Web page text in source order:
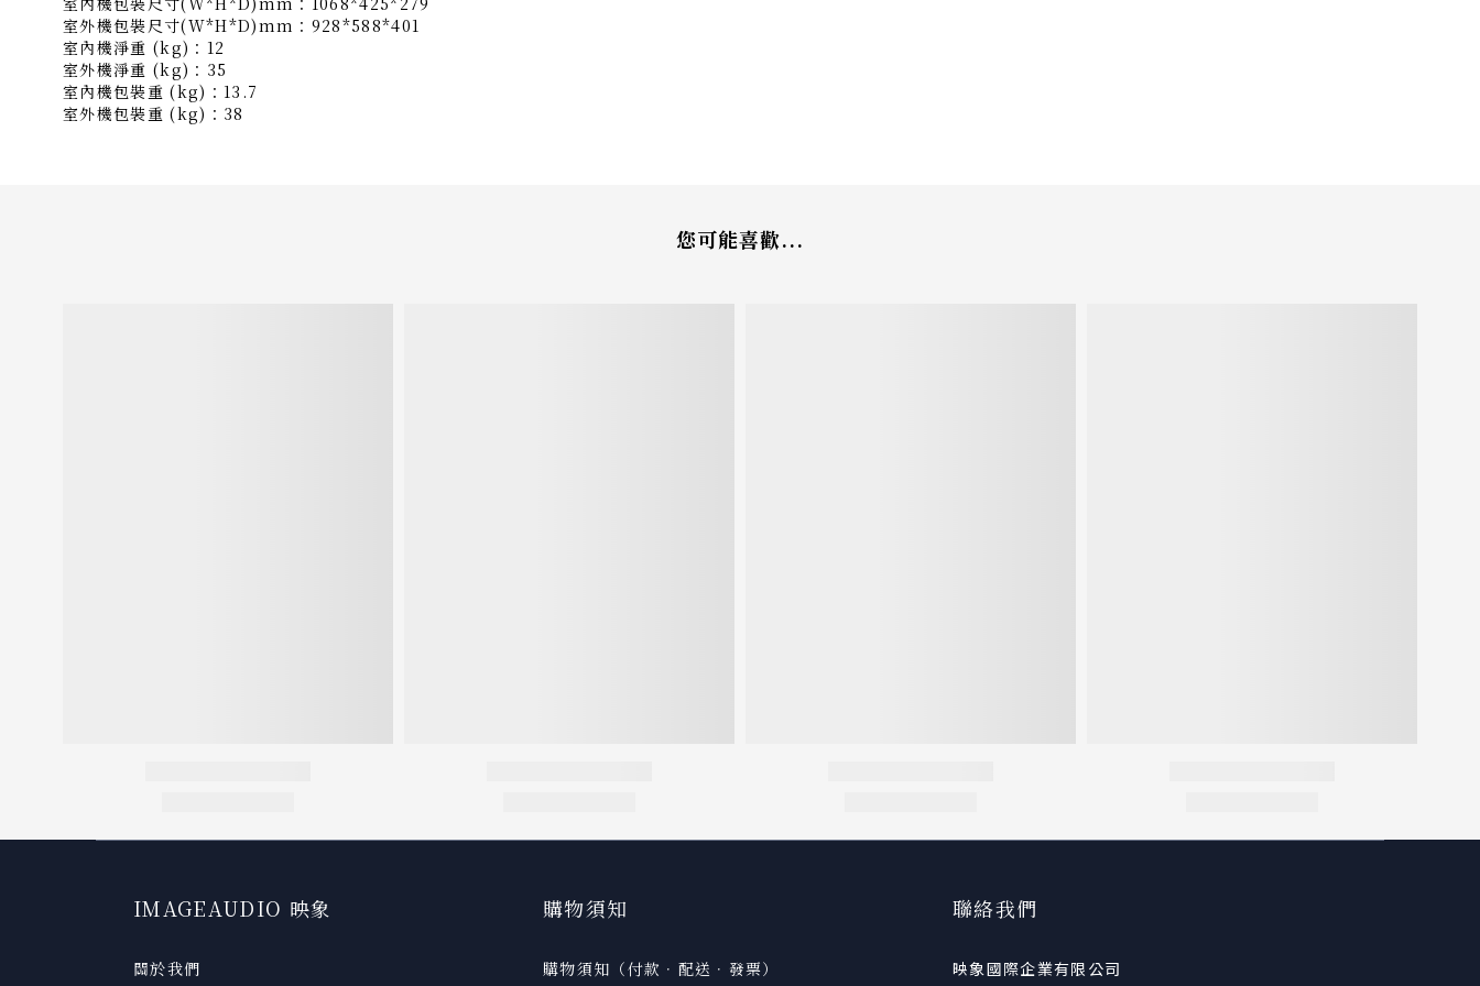
室外機包裝尺寸(W*H*D)mm：928*588*401
室內機淨重 (kg)：12
室外機淨重 (kg)：35
室內機包裝重 (kg)：13.7
室外機包裝重 (kg)：38
您可能喜歡...
IMAGEAUDIO 映象
關於我們
購物須知
購物須知（付款．配送．發票）
聯絡我們
映象國際企業有限公司